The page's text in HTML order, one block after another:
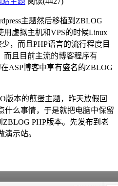
主题然后移植到ZBLOG
用虚拟主机和VPS的时候Linux
，而且PHP语言的流行程度目
而且目前主流的博客程序有
在ASP博客中享有盛名的ZBLOG
版本的煎蛋主题，昨天放假回
什么事情，于是就把电脑中保留
PHP版本。先发布到老
示站。